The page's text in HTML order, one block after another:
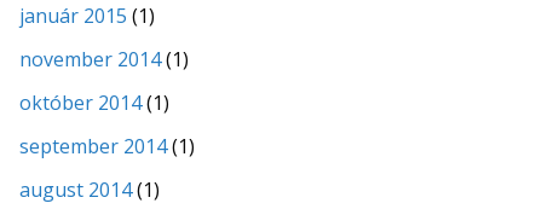
január 2015 (1)
november 2014(1)
október 2014(1)
september 2014(1)
august 2014(1)